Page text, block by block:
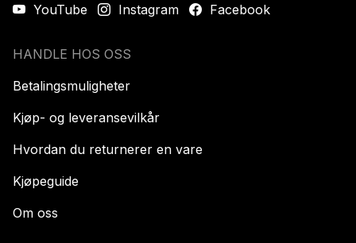
YouTube
Instagram Facebook
HANDLE HOS OSS
Betalingsmuligheter
Kjøp- og leveransevilkår
Hvordan du returnerer en vare
Kjøpeguide
Om oss